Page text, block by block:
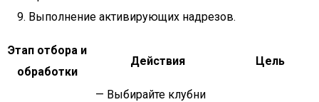
Выполнение активирующих надрезов.
Этап отбора и
обработки
Действия Цель
— Выбирайте клубни